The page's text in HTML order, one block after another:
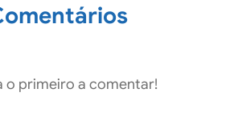
o primeiro a comentar!